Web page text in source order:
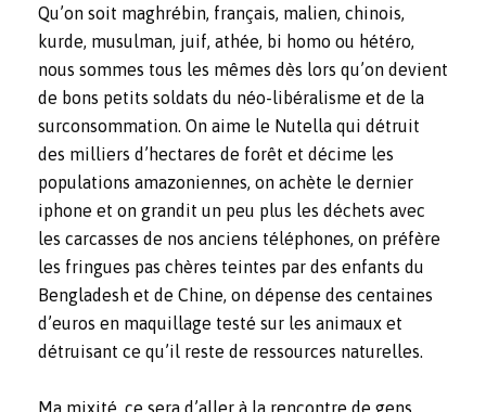
Qu’on soit maghrébin, français, malien, chinois,
kurde, musulman, juif, athée, bi homo ou hétéro,
nous sommes tous les mêmes dès lors qu’on devient
de bons petits soldats du néo-libéralisme et de la
surconsommation. On aime le Nutella qui détruit
des milliers d’hectares de forêt et décime les
populations amazoniennes, on achète le dernier
iphone et on grandit un peu plus les déchets avec
les carcasses de nos anciens téléphones, on préfère
les fringues pas chères teintes par des enfants du
Bengladesh et de Chine, on dépense des centaines
d’euros en maquillage testé sur les animaux et
détruisant ce qu’il reste de ressources naturelles.
Ma mixité, ce sera d’aller à la rencontre de gens